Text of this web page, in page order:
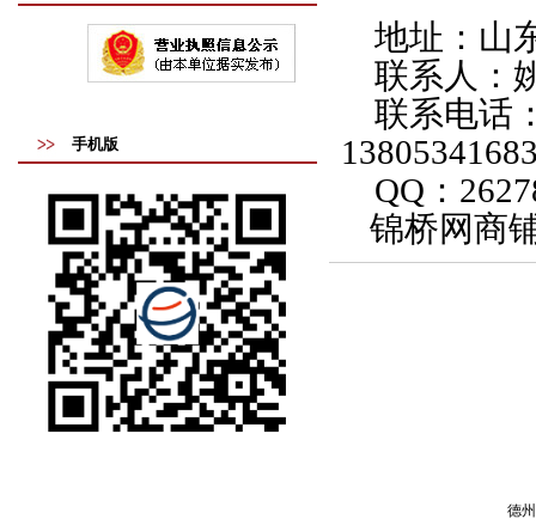
手机版
地址：山
联系人：
联系电话
QQ ：
锦桥网商
德